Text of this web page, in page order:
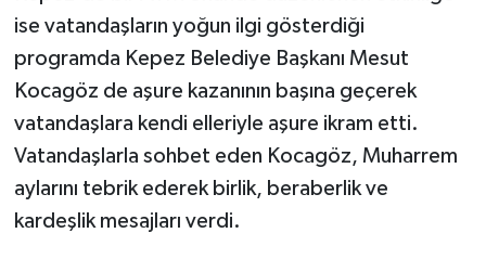
ise vatandaşların yoğun ilgi gösterdiği
programda Kepez Belediye Başkanı Mesut
Kocagöz de aşure kazanının başına geçerek
vatandaşlara kendi elleriyle aşure ikram etti.
Vatandaşlarla sohbet eden Kocagöz, Muharrem
aylarını tebrik ederek birlik, beraberlik ve
kardeşlik mesajları verdi.
MAGAZİN
Otomobil
Sağlık